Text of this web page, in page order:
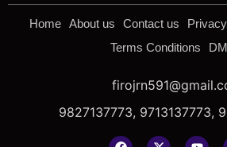
Home About us Contact us
Terms Conditions
9827137773, 9713137773,